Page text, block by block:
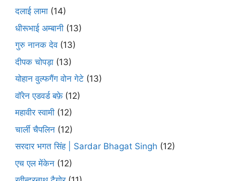
दलाई लामा (14)
धीरूभाई अम्बानी (13)
गुरु नानक देव(13)
दीपक चोपड़ा (13)
योहान वुल्फगैंग वोन गेटे (13)
वॉरेन एडवर्ड बफ़े(12)
महावीर स्वामी (12)
चार्ली चैपलिन (12)
सरदार भगत सिंह | Sardar Bhagat Singh (12)
एच एल मेंकेन (12)